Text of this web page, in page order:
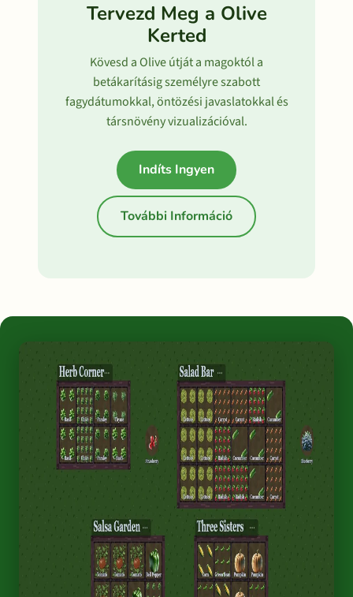
Tervezd Meg a Olive
Kerted
Kövesd a Olive útját a magoktól a
betákarításig személyre szabott
fagydátumokkal, öntözési javaslatokkal és
társnövény vizualizációval.
Indíts Ingyen
További Információ